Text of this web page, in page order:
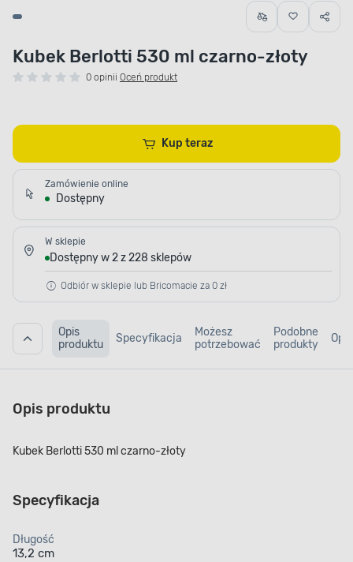
Kubek Berlotti 530 ml czarno-złoty
0 opinii Oceń produkt
Kup teraz
Zamówienie online
Dostępny
W sklepie
Dostępny w 2 z 228 sklepów
Odbiór w sklepie lub Bricomacie za 0 zł
Opis
produktu
Specyfikacja
Możesz
potrzebować
Podobne
produkty
Opis produktu
Kubek Berlotti 530 ml czarno-złoty
Specyfikacja
Długość
13,2 cm